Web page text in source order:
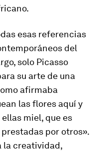
esas referencias
del
solo Picasso
su arte de una
afirmaba
las flores aquí y
miel, que es
por otros».
la creatividad,